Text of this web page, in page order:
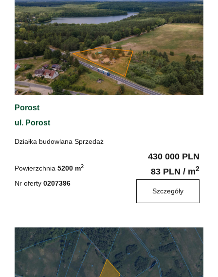
Porost
ul. Porost
Działka budowlana Sprzedaż
Powierzchnia 5200 m2
Nr oferty 0207396
430 000 PLN
83 PLN / m2
Szczegóły